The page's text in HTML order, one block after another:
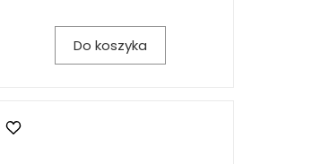
Do koszyka